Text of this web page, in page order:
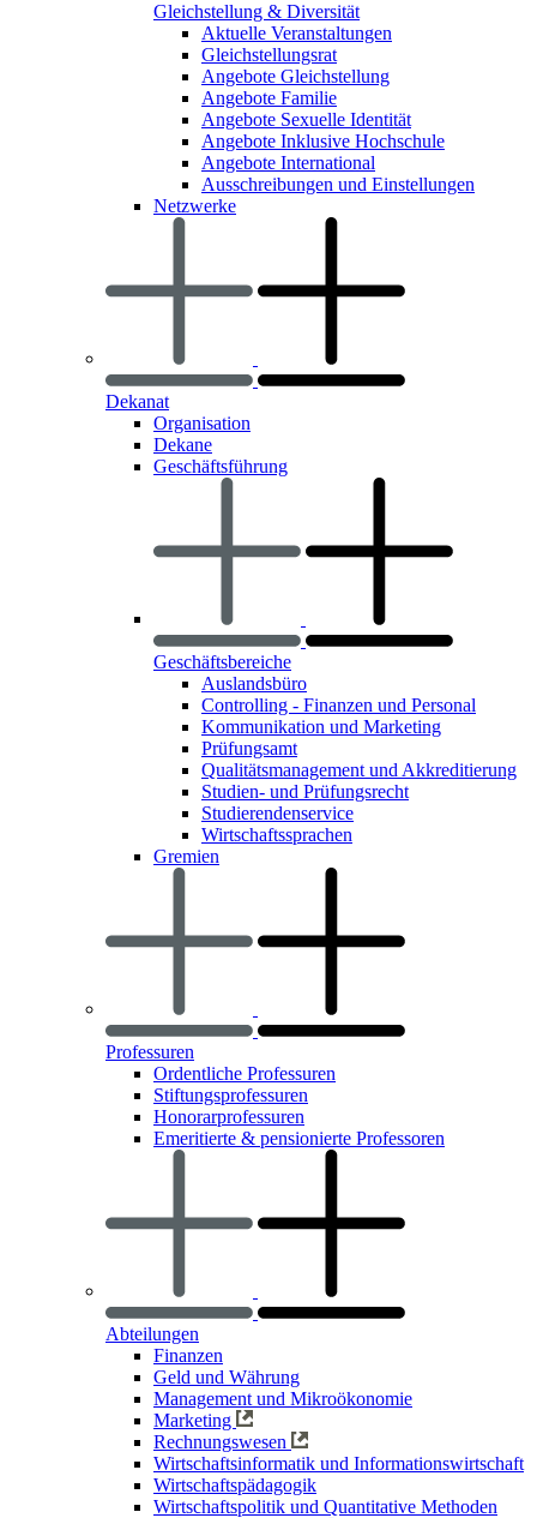
Gleichstellung & Diversität
Aktuelle Veranstaltungen
Gleichstellungsrat
Angebote Gleichstellung
Angebote Familie
Angebote Sexuelle Identität
Angebote Inklusive Hochschule
Angebote International
Ausschreibungen und Einstellungen
Netzwerke
Dekanat
Organisation
Dekane
Geschäftsführung
Geschäftsbereiche
Auslandsbüro
Controlling - Finanzen und Personal
Kommunikation und Marketing
Prüfungsamt
Qualitätsmanagement und Akkreditierung
Studien- und Prüfungsrecht
Studierendenservice
Wirtschaftssprachen
Gremien
Professuren
Ordentliche Professuren
Stiftungsprofessuren
Honorarprofessuren
Emeritierte & pensionierte Professoren
Abteilungen
Finanzen
Geld und Währung
Management und Mikroökonomie
Marketing
Rechnungswesen
Wirtschaftsinformatik und Informationswirtschaft
Wirtschaftspädagogik
Wirtschaftspolitik und Quantitative Methoden